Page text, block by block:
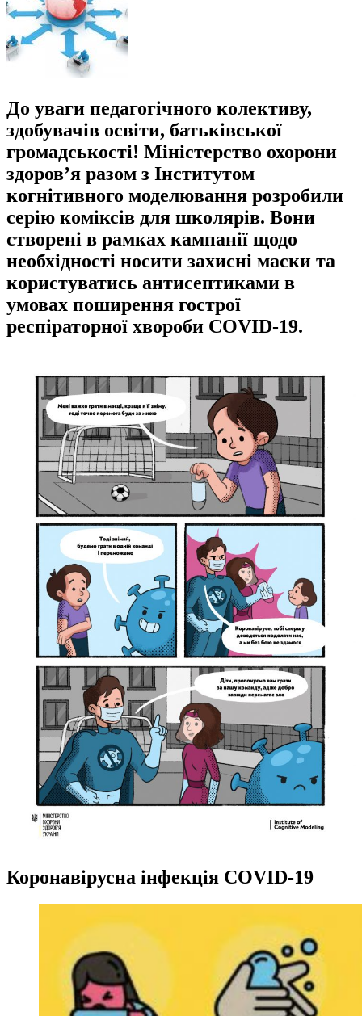
До уваги педагогічного колективу,
здобувачів освіти, батьківської
громадськості! Міністерство охорони
здоров’я разом з Інститутом
когнітивного моделювання розробили
серію коміксів для школярів. Вони
створені в рамках кампанії щодо
необхідності носити захисні маски та
користуватись антисептиками в
умовах поширення гострої
респіраторної хвороби COVID-19.
Коронавірусна інфекція COVID-19